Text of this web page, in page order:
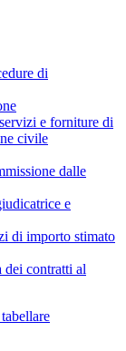
di
e forniture di
civile
dalle
e
di importo stimato
dei contratti al